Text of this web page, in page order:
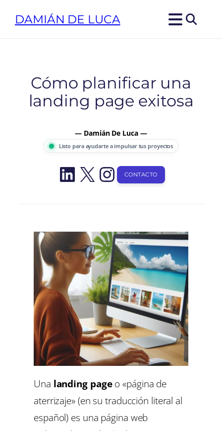
DAMIÁN DE LUCA
Cómo planificar una
landing page exitosa
— Damián De Luca —
Listo para ayudarte a impulsar tus proyectos
LinkedIn
X Instagram
CONTACTO
Una landing pageo «página de
aterrizaje» (en su traducción literal al
español) es una página web